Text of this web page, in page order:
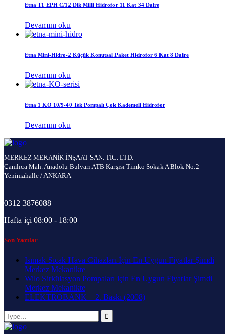
Etna T1 EPH C/12 Dik Milli Hidrofor 11 Kat 34 Daire
Devamını oku
Etna Mini-Hidro-2 Küçük Konutsal Paket Hidrofor 6 Kat 8 Daire
Devamını oku
Etna 1 KO 10/9-40 Tek Pompalı Çok Kademeli Hidrofor
Devamını oku
MERKEZ MEKANİK İNŞAAT SAN. TİC. LTD.
Çamlıca Mah. Anadolu Bulvarı ATB Karşısı Timko Sokak A Blok No:2
Yenimahalle / ANKARA
0312 3876088
Hafta içi 08:00 - 18:00
Son Yazılar
Isımak Sıcak Hava Cihazları İçin En Uygun Fiyatlar Şimdi
Merkez Mekanikte
Wilo Sirkülasyon Pompaları için En Uygun Fiyatlar Şimdi
Merkez Mekanikte
ELEKTROBANK – 2. Baskı (2008)